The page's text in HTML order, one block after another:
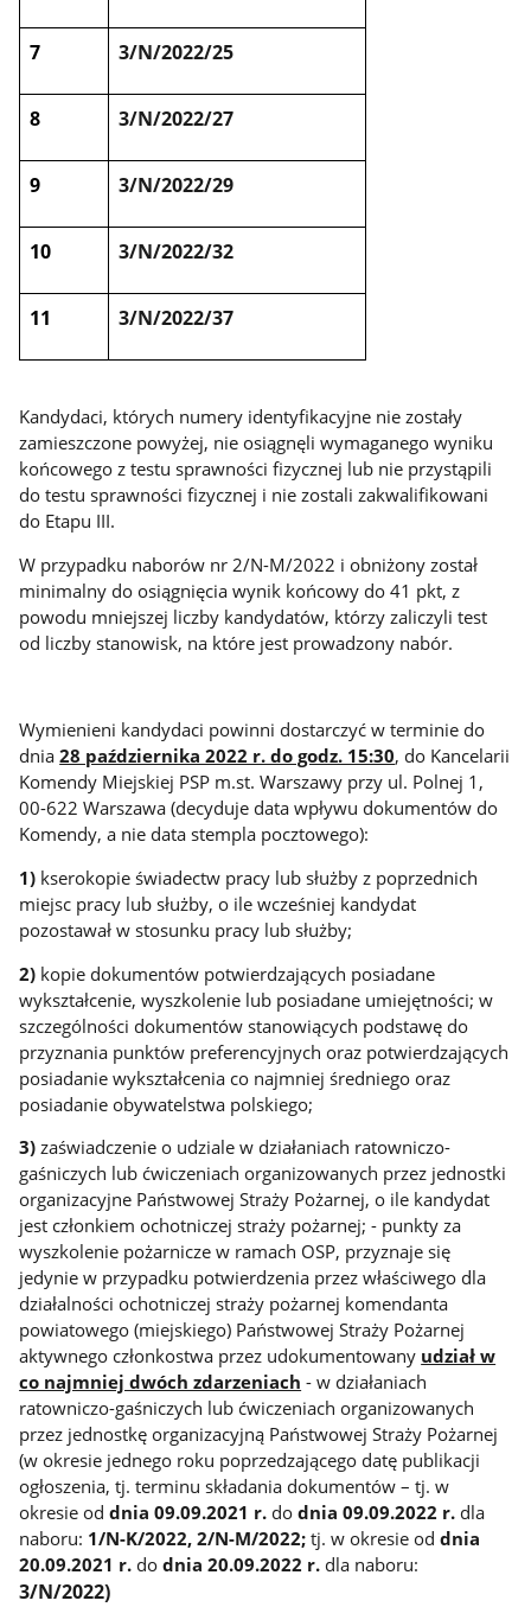
7 3/N/2022/25
8 3/N/2022/27
9 3/N/2022/29
10 3/N/2022/32
11 3/N/2022/37
Kandydaci, których numery identyfikacyjne nie zostały
zamieszczone powyżej, nie osiągnęli wymaganego wyniku
końcowego z testu sprawności fizycznej lub nie przystąpili
do testu sprawności fizycznej i nie zostali zakwalifikowani
do Etapu III.
W przypadku naborów nr 2/N-M/2022 i obniżony został
minimalny do osiągnięcia wynik końcowy do 41 pkt, z
powodu mniejszej liczby kandydatów, którzy zaliczyli test
od liczby stanowisk, na które jest prowadzony nabór.
Wymienieni kandydaci powinni dostarczyć w terminie do
dnia28 października 2022 r. do godz. 15:30, do Kancelarii
Komendy Miejskiej PSP m.st. Warszawy przy ul. Polnej 1,
00-622 Warszawa (decyduje data wpływu dokumentów do
Komendy, a nie data stempla pocztowego):
1) kserokopie świadectw pracy lub służby z poprzednich
miejsc pracy lub służby, o ile wcześniej kandydat
pozostawał w stosunku pracy lub służby;
2) kopie dokumentów potwierdzających posiadane
wykształcenie, wyszkolenie lub posiadane umiejętności; w
szczególności dokumentów stanowiących podstawę do
przyznania punktów preferencyjnych oraz potwierdzających
posiadanie wykształcenia co najmniej średniego oraz
posiadanie obywatelstwa polskiego;
3) zaświadczenie o udziale w działaniach ratowniczo-
gaśniczych lub ćwiczeniach organizowanych przez jednostki
organizacyjne Państwowej Straży Pożarnej, o ile kandydat
jest członkiem ochotniczej straży pożarnej; - punkty za
wyszkolenie pożarnicze w ramach OSP, przyznaje się
jedynie w przypadku potwierdzenia przez właściwego dla
działalności ochotniczej straży pożarnej komendanta
powiatowego (miejskiego) Państwowej Straży Pożarnej
aktywnego członkostwa przez udokumentowany udział w
co najmniej dwóch zdarzeniach - w działaniach
ratowniczo-gaśniczych lub ćwiczeniach organizowanych
przez jednostkę organizacyjną Państwowej Straży Pożarnej
(w okresie jednego roku poprzedzającego datę publikacji
ogłoszenia, tj. terminu składania dokumentów – tj. w
okresie oddnia 09.09.2021 r. do dnia 09.09.2022 r. dla
naboru: 1/N-K/2022, 2/N-M/2022;tj. w okresie oddnia
20.09.2021 r. do dnia 20.09.2022 r. dla naboru:
3/N/2022)